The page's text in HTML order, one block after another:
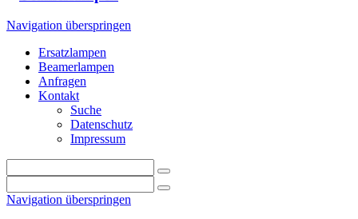
Navigation überspringen
Ersatzlampen
Beamerlampen
Anfragen
Kontakt
Suche
Datenschutz
Impressum
Navigation überspringen